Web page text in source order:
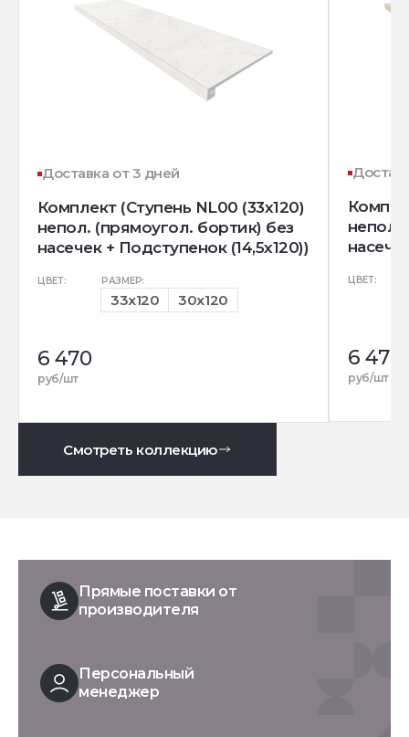
Доставка от 3 дней
Комплект (Ступень NL00 (33x120)
непол. (прямоугол. бортик) без
насечек + Подступенок (14,5x120))
ЦВЕТ: РАЗМЕР:
33x120 30x120
6 470
руб/шт
непол.
ЦВЕТ:
6 470
руб/шт
Смотреть коллекцию
Прямые поставки от
производителя
Персональный
менеджер